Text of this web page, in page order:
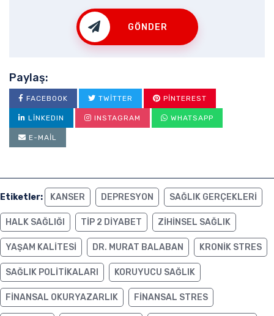
GÖNDER
Paylaş:
FACEBOOK TWITTER PINTEREST
LINKEDIN INSTAGRAM WHATSAPP
E-MAIL
Etiketler: KANSER DEPRESYON SAĞLIK GERÇEKLERI
HALK SAĞLIĞI TIP 2 DIYABET ZIHINSEL SAĞLIK
YAŞAM KALITESI DR. MURAT BALABAN KRONIK STRES
SAĞLIK POLITIKALARI KORUYUCU SAĞLIK
FINANSAL OKURYAZARLIK FINANSAL STRES